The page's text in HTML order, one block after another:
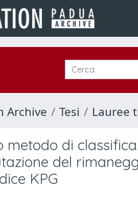
Archive Tesi Lauree
metodo di
del
KPG